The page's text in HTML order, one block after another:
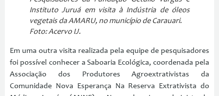
Instituto Juruá em visita à Indústria de óleos
vegetais da AMARU, no município de Carauari.
Foto: Acervo IJ.
Em uma outra visita realizada pela equipe de pesquisadores
foi possível conhecer a Saboaria Ecológica, coordenada pela
Associação dos Produtores Agroextrativistas da
Comunidade Nova Esperança Na Reserva Extrativista do